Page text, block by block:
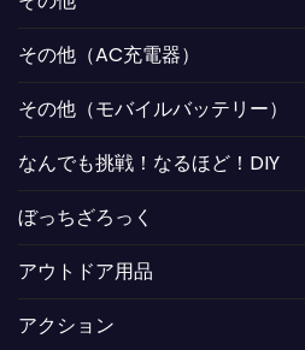
その他（AC充電器）
その他（モバイルバッテリー）
なんでも挑戦！なるほど！DIY
ぼっちざろっく
アウトドア用品
アクション